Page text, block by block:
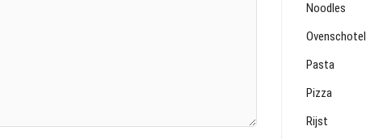
Noodles
Ovenschotel
Pasta
Pizza
Rijst